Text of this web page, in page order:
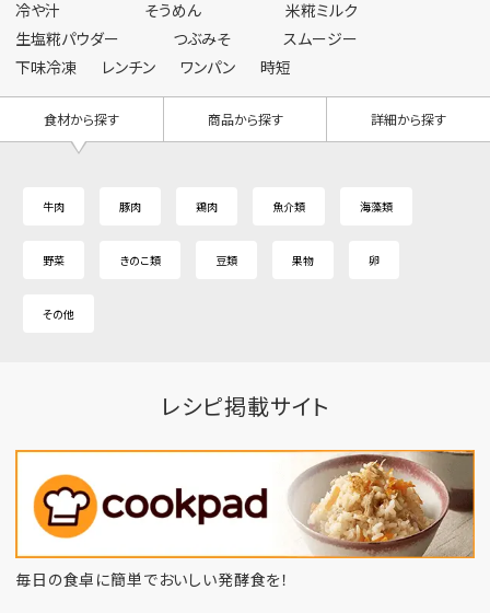
冷や汁 そうめん
米糀ミルク
生塩糀パウダー
つぶみそ
スムージー
下味冷凍
レンチン ワンパン 時短
食材から探す 商品から探す 詳細から探す
牛肉 豚肉 鶏肉 魚介類 海藻類
野菜 きのこ類 豆類 果物 卵
その他
レシピ掲載サイト
毎日の食卓に簡単でおいしい発酵食を！